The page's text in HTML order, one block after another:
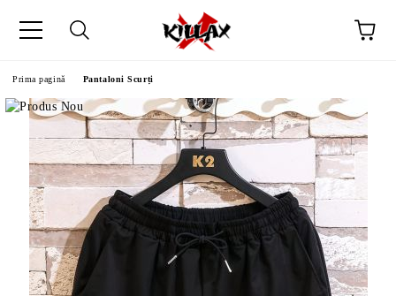
Prima pagină Pantaloni Scurți